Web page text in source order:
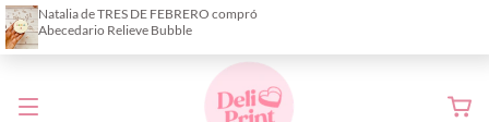
Demora de fabricación hasta 6 días hábiles